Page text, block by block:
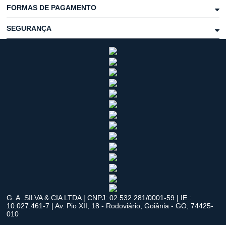
FORMAS DE PAGAMENTO
SEGURANÇA
G. A. SILVA & CIA LTDA | CNPJ: 02.532.281/0001-59 | IE.:
10.027.461-7 | Av. Pio XII, 18 - Rodoviário, Goiânia - GO, 74425-
010